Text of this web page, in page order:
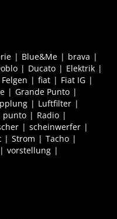
Blue&Me
brava
Ducato
Elektrik
Felgen fiat
Fiat IG
Grande Punto
Luftfilter
punto
Radio
scheinwerfer
Strom
Tacho
vorstellung